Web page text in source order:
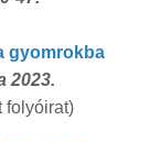
gyomrokba
2023.
folyóirat)